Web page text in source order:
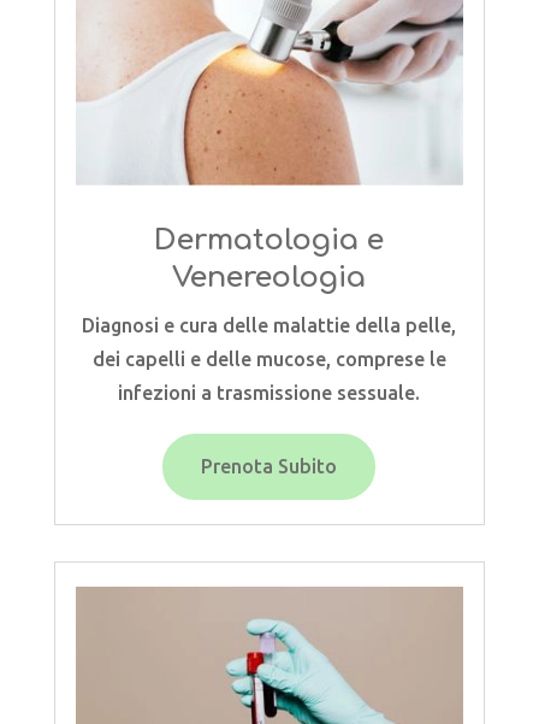
Dermatologia e
Venereologia
Diagnosi e cura delle malattie della pelle,
dei capelli e delle mucose, comprese le
infezioni a trasmissione sessuale.
Prenota Subito